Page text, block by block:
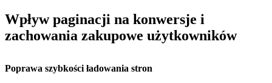
Wpływ paginacji na konwersje i
zachowania zakupowe użytkowników
Poprawa szybkości ładowania stron